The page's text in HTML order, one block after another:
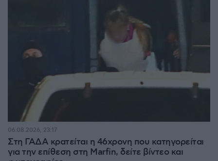
Στη ΓΑΔΑ κρατείται η 46χρονη που κατηγορείται
για την επίθεση στη Marfin, δείτε βίντεο και
06.08.2026, 23:17